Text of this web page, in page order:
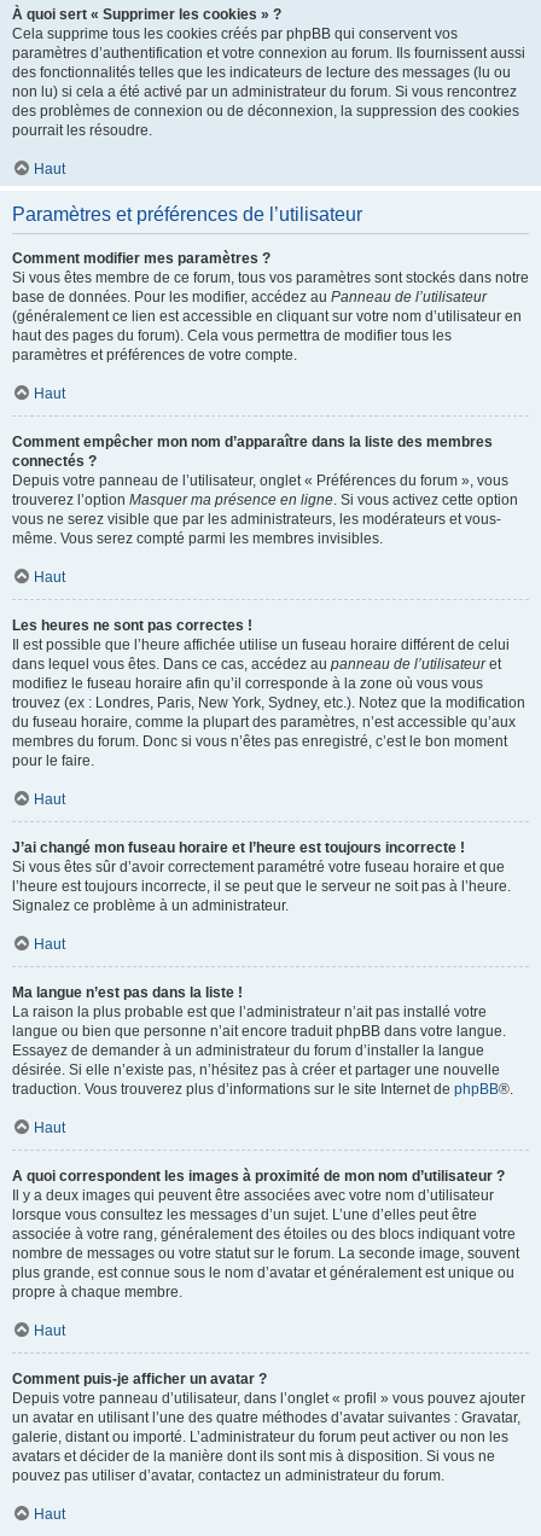
À quoi sert « Supprimer les cookies » ?
Cela supprime tous les cookies créés par phpBB qui conservent vos
paramètres d’authentification et votre connexion au forum. Ils fournissent aussi
des fonctionnalités telles que les indicateurs de lecture des messages (lu ou
non lu) si cela a été activé par un administrateur du forum. Si vous rencontrez
des problèmes de connexion ou de déconnexion, la suppression des cookies
pourrait les résoudre.
Haut
Paramètres et préférences de l’utilisateur
Comment modifier mes paramètres ?
Si vous êtes membre de ce forum, tous vos paramètres sont stockés dans notre
base de données. Pour les modifier, accédez au Panneau de l’utilisateur
(généralement ce lien est accessible en cliquant sur votre nom d’utilisateur en
haut des pages du forum). Cela vous permettra de modifier tous les
paramètres et préférences de votre compte.
Haut
Comment empêcher mon nom d’apparaître dans la liste des membres
connectés ?
Depuis votre panneau de l’utilisateur, onglet « Préférences du forum », vous
trouverez l’option Masquer ma présence en ligne. Si vous activez cette option
vous ne serez visible que par les administrateurs, les modérateurs et vous-
même. Vous serez compté parmi les membres invisibles.
Haut
Les heures ne sont pas correctes !
Il est possible que l’heure affichée utilise un fuseau horaire différent de celui
dans lequel vous êtes. Dans ce cas, accédez au panneau de l’utilisateuret
modifiez le fuseau horaire afin qu’il corresponde à la zone où vous vous
trouvez (ex : Londres, Paris, New York, Sydney, etc.). Notez que la modification
du fuseau horaire, comme la plupart des paramètres, n’est accessible qu’aux
membres du forum. Donc si vous n’êtes pas enregistré, c’est le bon moment
pour le faire.
Haut
J’ai changé mon fuseau horaire et l’heure est toujours incorrecte !
Si vous êtes sûr d’avoir correctement paramétré votre fuseau horaire et que
l’heure est toujours incorrecte, il se peut que le serveur ne soit pas à l’heure.
Signalez ce problème à un administrateur.
Haut
Ma langue n’est pas dans la liste !
La raison la plus probable est que l’administrateur n’ait pas installé votre
langue ou bien que personne n’ait encore traduit phpBB dans votre langue.
Essayez de demander à un administrateur du forum d’installer la langue
désirée. Si elle n’existe pas, n’hésitez pas à créer et partager une nouvelle
traduction. Vous trouverez plus d’informations sur le site Internet de phpBB®.
Haut
A quoi correspondent les images à proximité de mon nom d’utilisateur ?
Il y a deux images qui peuvent être associées avec votre nom d’utilisateur
lorsque vous consultez les messages d’un sujet. L’une d’elles peut être
associée à votre rang, généralement des étoiles ou des blocs indiquant votre
nombre de messages ou votre statut sur le forum. La seconde image, souvent
plus grande, est connue sous le nom d’avatar et généralement est unique ou
propre à chaque membre.
Haut
Comment puis-je afficher un avatar ?
Depuis votre panneau d’utilisateur, dans l’onglet « profil » vous pouvez ajouter
un avatar en utilisant l’une des quatre méthodes d’avatar suivantes : Gravatar,
galerie, distant ou importé. L’administrateur du forum peut activer ou non les
avatars et décider de la manière dont ils sont mis à disposition. Si vous ne
pouvez pas utiliser d’avatar, contactez un administrateur du forum.
Haut